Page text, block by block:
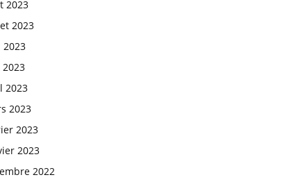
2023
2023
2023
2023
2023
2023
2023
2023
2022